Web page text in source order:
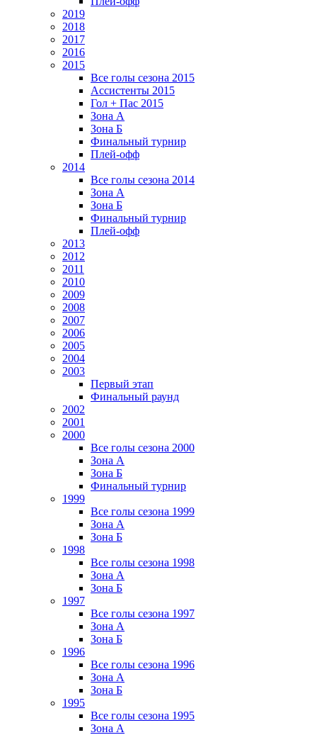
2019
2018
2017
2016
2015
Все голы сезона 2015
Ассистенты 2015
Гол + Пас 2015
Зона А
Зона Б
Финальный турнир
Плей-офф
2014
Все голы сезона 2014
Зона А
Зона Б
Финальный турнир
Плей-офф
2013
2012
2011
2010
2009
2008
2007
2006
2005
2004
2003
Первый этап
Финальный раунд
2002
2001
2000
Все голы сезона 2000
Зона А
Зона Б
Финальный турнир
1999
Все голы сезона 1999
Зона А
Зона Б
1998
Все голы сезона 1998
Зона А
Зона Б
1997
Все голы сезона 1997
Зона А
Зона Б
1996
Все голы сезона 1996
Зона А
Зона Б
1995
Все голы сезона 1995
Зона А